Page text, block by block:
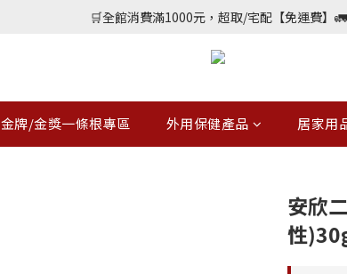
📢加入會員送購物金$150，勾選優惠通知不定期會員專
🛒全館消費滿1000元，超取/宅配【免運費】🚛
📢加入會員送購物金$150，勾選優惠通知不定期會員專
金牌/金獎一條根專區 外用保健產品 居家用
安欣
性